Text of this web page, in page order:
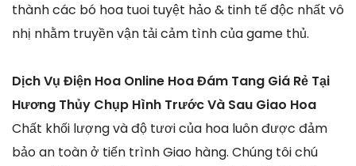
thành các bó hoa tuoi tuyệt hảo & tinh tế độc nhất vô
nhị nhằm truyền vận tải cảm tình của game thủ.
Dịch Vụ Điện Hoa Online Hoa Đám Tang Giá Rẻ Tại
Hương Thủy Chụp Hình Trước Và Sau Giao Hoa
Chất khối lượng và độ tươi của hoa luôn được đảm
bảo an toàn ở tiến trình Giao hàng. Chúng tôi chú